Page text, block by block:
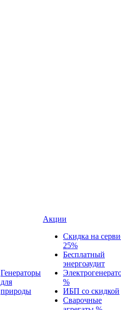
Генераторы
для
природы
Акции
Скидка на
25%
Бесплатный
энергоаудит
%
ИБП со скидкой
Сварочные